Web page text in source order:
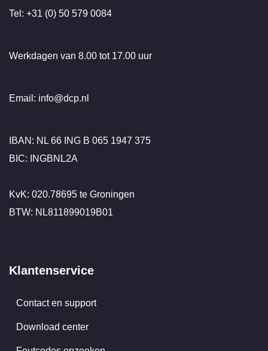
Tel: +31 (0) 50 579 0084
Werkdagen van 8.00 tot 17.00 uur
Email: info@dcp.nl
IBAN: NL 66 ING B 065 1947 375
BIC: INGBNL2A
KvK: 020.78695 te Groningen
BTW: NL811899019B01
Klantenservice
Contact en support
Download center